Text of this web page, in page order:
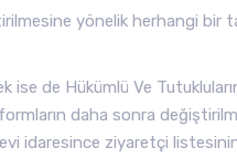
yönelik herhangi bir
ise de Hükümlü Ve
daha sonra
idaresince ziyaretçi